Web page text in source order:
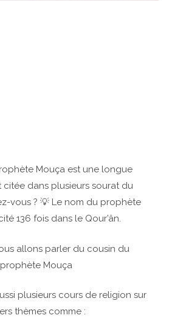
Mouça est une longue
citée dans plusieurs sourat du
vous ? 💡 Le nom du prophète
136 fois dans le Qour’ân.
allons parler du cousin du
prophète Mouça
plusieurs cours de religion sur
thèmes comme :